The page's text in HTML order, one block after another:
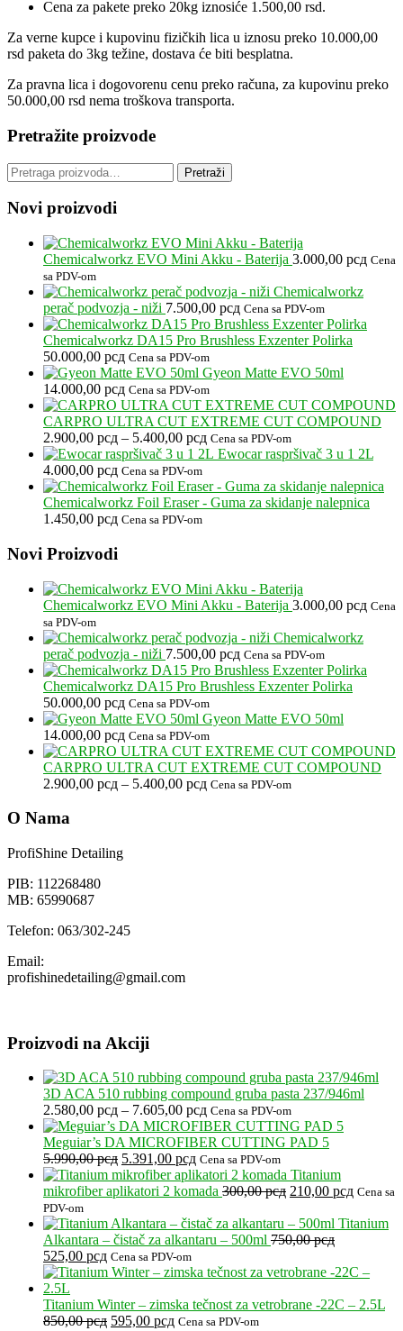
Cena za pakete preko 20kg iznosiće 1.500,00 rsd.
Za verne kupce i kupovinu fizičkih lica u iznosu preko 10.000,00
rsd paketa do 3kg težine, dostava će biti besplatna.
Za pravna lica i dogovorenu cenu preko računa, za kupovinu preko
50.000,00 rsd nema troškova transporta.
Pretražite proizvode
Pretraga
za:
Pretraži
Novi proizvodi
Chemicalworkz EVO Mini Akku - Baterija 3.000,00 рсд Cena
sa PDV-om
Chemicalworkz
perač podvozja - niži 7.500,00 рсд Cena sa PDV-om
Chemicalworkz DA15 Pro Brushless Exzenter Polirka
50.000,00 рсд Cena sa PDV-om
Gyeon Matte EVO 50ml
14.000,00 рсд Cena sa PDV-om
CARPRO ULTRA CUT EXTREME CUT COMPOUND
2.900,00 рсд – 5.400,00 рсдRaspon
cena:
2.900,00 рсд
do
Cena sa PDV-om
Ewocar raspršivač 3 u 1 2L
4.000,00 рсд Cena sa PDV-om
Chemicalworkz Foil Eraser - Guma za skidanje nalepnica
1.450,00 рсд Cena sa PDV-om
Footer
Novi Proizvodi
Chemicalworkz EVO Mini Akku - Baterija 3.000,00 рсд Cena
sa PDV-om
Chemicalworkz
perač podvozja - niži 7.500,00 рсд Cena sa PDV-om
Chemicalworkz DA15 Pro Brushless Exzenter Polirka
50.000,00 рсд Cena sa PDV-om
Gyeon Matte EVO 50ml
14.000,00 рсд Cena sa PDV-om
CARPRO ULTRA CUT EXTREME CUT COMPOUND
2.900,00 рсд – 5.400,00 рсдRaspon
Cena sa PDV-om
O Nama
ProfiShine Detailing
PIB: 112268480
MB: 65990687
Telefon: 063/302-245
Email:
profishinedetailing@gmail.com
Proizvodi na Akciji
3D ACA 510 rubbing compound gruba pasta 237/946ml
2.580,00 рсд – 7.605,00 рсдRaspon
cena:
od
2.580,00 рсд
do
7.605,00 рсд
Cena sa PDV-om
Meguiar’s DA MICROFIBER CUTTING PAD 5
5.990,00рсд Originalna
cena
je
5.990,00 рсд.
5.391,00 рсдTrenutna
cena
je:
Cena sa PDV-om
Titanium
mikrofiber aplikatori 2 komada 300,00рсд Originalna
je
bila:
210,00 рсдTrenutna
je:
Cena sa
PDV-om
Titanium
Alkantara – čistač za alkantaru – 500ml 750,00рсд
Originalna
cena
je
bila:
750,00 рсд.
525,00 рсдTrenutna
cena
525,00 рсд.
Cena sa PDV-om
Titanium Winter – zimska tečnost za vetrobrane -22C – 2.5L
850,00рсд Originalna
595,00 рсдTrenutna
Cena sa PDV-om